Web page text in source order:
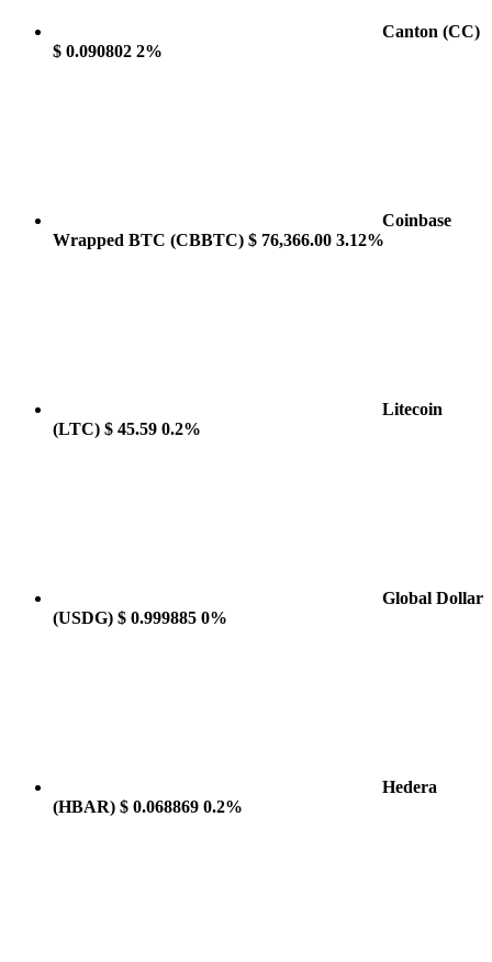
Canton (CC)
$ 0.090802 2%
Coinbase
Wrapped BTC (CBBTC) $ 76,366.00 3.12%
Litecoin
(LTC) $ 45.59 0.2%
Global Dollar
(USDG) $ 0.999885 0%
Hedera
(HBAR) $ 0.068869 0.2%